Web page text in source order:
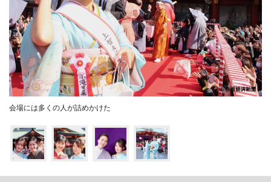
会場には多くの人が詰めかけた